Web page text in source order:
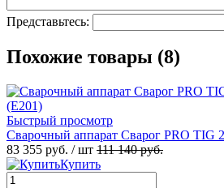
Представьтесь:
Похожие товары (8)
Быстрый просмотр
Сварочный аппарат Сварог PRO TIG
83 355 руб. / шт 111 140 руб.
Купить